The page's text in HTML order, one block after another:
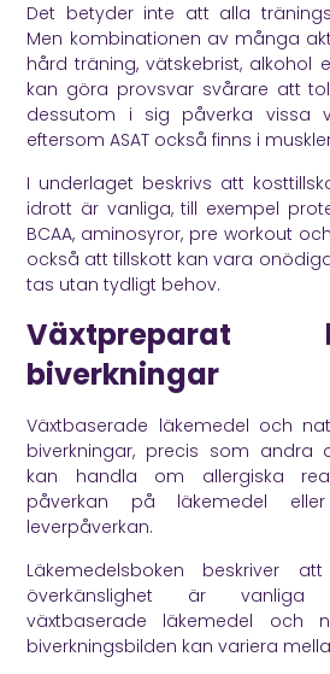
Det betyder inte att alla
Men kombinationen av många
hård träning, vätskebrist, alkohol
kan göra provsvar svårare att
dessutom i sig påverka vissa
eftersom ASAT också finns i
I underlaget beskrivs att
idrott är vanliga, till exempel
BCAA, aminosyror, pre workout
också att tillskott kan vara
tas utan tydligt behov.
biverkningar
Växtbaserade läkemedel och
biverkningar, precis som andra
kan handla om allergiska
påverkan på läkemedel
leverpåverkan.
Läkemedelsboken beskriver att
överkänslighet är vanliga
växtbaserade läkemedel och
biverkningsbilden kan variera